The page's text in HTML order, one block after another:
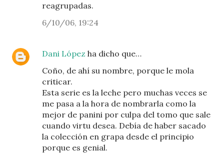
reagrupadas.
6/10/06, 19:24
Dani López ha dicho que…
Coño, de ahí su nombre, porque le mola
criticar.
Esta serie es la leche pero muchas veces se
me pasa a la hora de nombrarla como la
mejor de panini por culpa del tomo que sale
cuando virtu desea. Debía de haber sacado
la colección en grapa desde el principio
porque es genial.